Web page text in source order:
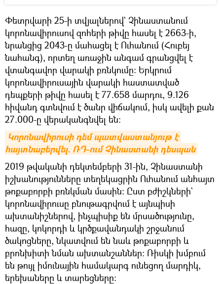
Փետրվարի 25-ի տվյալներով` Չինաստանում
կորոնավիրուսով զոհերի թիվը հասել է 2663-ի,
նրանցից 2043-ը մահացել է Ուհանում (Հուբեյ
նահանգ), որտեղ առաջին անգամ գրանցվել է
վտանգավոր վարակի բռնկումը: Երկրում
կորոնավիրուսային վարակի հաստատված
դեպքերի թիվը հասել է 77.658 մարդու, 9.126
հիվանդ գտնվում է ծանր վիճակում, իսկ ավելի քան
27.000-ը վերականգնվել են:
Կորոնավիրուսի դեմ պատվաստանյութ է
հայտնաբերվել. ՌԴ-ում Չինաստանի դեսպան
2019 թվականի դեկտեմբերի 31-ին, Չինաստանի
իշխանությունները տեղեկացրին Ուհանում անհայտ
թոքաբորբի բռնկման մասին: Ըստ բժիշկների`
կորոնավիրուսը բնութագրվում է այնպիսի
ախտանիշներով, ինչպիսիք են մրսածությունը,
հազը, կոկորդի և կրծքավանդակի շրջանում
ծակոցները, նկատվում են նաև թոքաբորբի և
բրոնխիտի նման ախտանշաններ: Ռիսկի խմբում
են թույլ իմունային համակարգ ունեցող մարդիկ,
երեխաները և տարեցները: